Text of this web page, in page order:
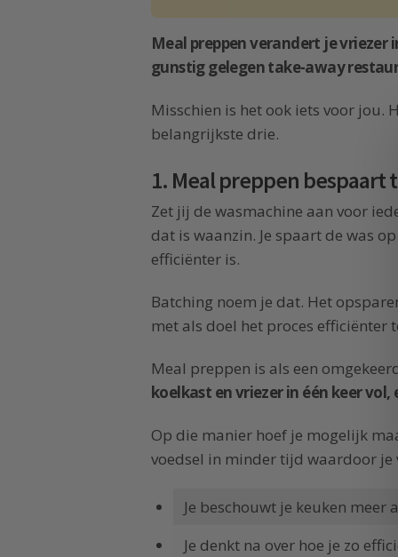
Meal preppen verandert je vriezer
gunstig gelegen take-away
Misschien is het ook iets voor jou.
belangrijkste drie.
1. Meal preppen bespaart
Zet jij de wasmachine aan voor
dat is waanzin. Je spaart de was
efficiënter is.
Batching noem je dat. Het
met als doel het proces efficiënter
Meal preppen is als een
koelkast en vriezer in één keer vol,
Op die manier hoef je mogelijk
voedsel in minder tijd waardoor je
Je beschouwt je keuken meer
Je denkt na over hoe je zo